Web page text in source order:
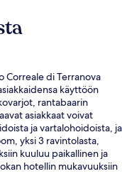
Correale di Terranova
käyttöön
rantabaarin
asiakkaat voivat
ja vartalohoidoista, ja
yksi 3 ravintolasta,
kuuluu paikallinen ja
hotellin mukavuuksiin
Matkailijat